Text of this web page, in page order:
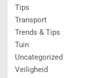
Tips
Transport
Trends & Tips
Tuin
Uncategorized
Veiligheid